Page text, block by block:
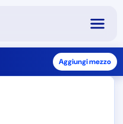
Aggiungi mezzo